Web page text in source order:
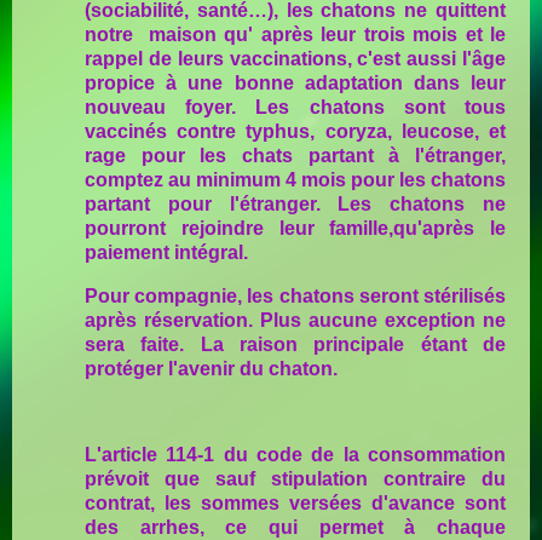
(sociabilité, santé…), les chatons ne quittent
notre maison qu' après leur trois mois et le
rappel de leurs vaccinations, c'est aussi l'âge
propice à une bonne adaptation dans leur
nouveau foyer. Les chatons sont tous
vaccinés contre typhus, coryza, leucose, et
rage pour les chats partant à l'étranger,
comptez au minimum 4 mois pour les chatons
partant pour l'étranger. Les chatons ne
pourront rejoindre leur famille,qu'après le
paiement intégral.
Pour compagnie, les chatons seront stérilisés
après réservation. Plus aucune exception ne
sera faite. La raison principale étant de
protéger l'avenir du chaton.
L'article 114-1 du code de la consommation
prévoit que sauf stipulation contraire du
contrat, les sommes versées d'avance sont
des arrhes, ce qui permet à chaque